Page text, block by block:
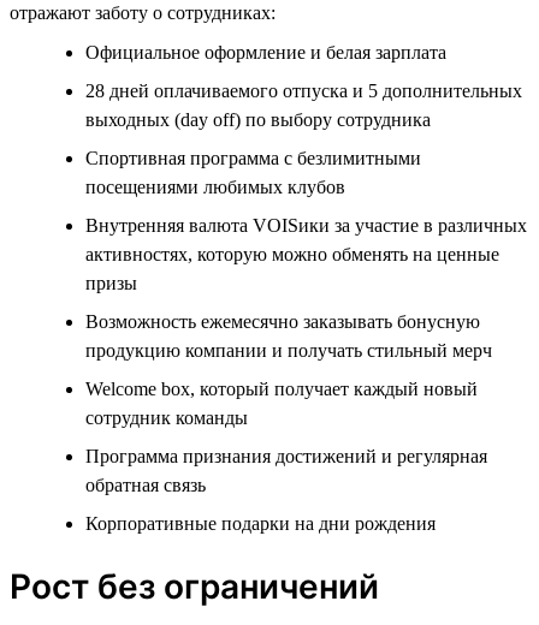
отражают заботу о сотрудниках:
Официальное оформление и белая зарплата
28 дней оплачиваемого отпуска и 5 дополнительных
выходных (day off) по выбору сотрудника
Спортивная программа с безлимитными
посещениями любимых клубов
Внутренняя валюта VOISики за участие в различных
активностях, которую можно обменять на ценные
призы
Возможность ежемесячно заказывать бонусную
продукцию компании и получать стильный мерч
Welcome box, который получает каждый новый
сотрудник команды
Программа признания достижений и регулярная
обратная связь
Корпоративные подарки на дни рождения
Рост без ограничений